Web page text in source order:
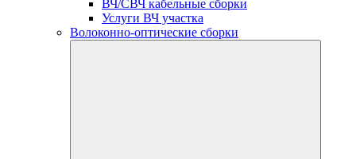
ВЧ/СВЧ кабельные сборки
Услуги ВЧ участка
Волоконно-оптические сборки